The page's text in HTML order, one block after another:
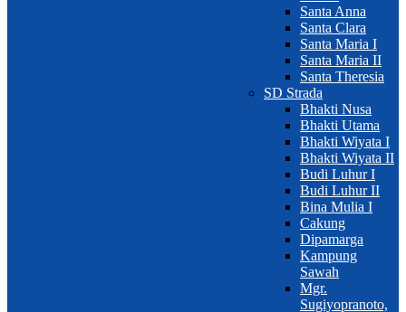
Santa Anna
Santa Clara
Santa Maria I
Santa Maria II
Santa Theresia
SD Strada
Bhakti Nusa
Bhakti Utama
Bhakti Wiyata I
Bhakti Wiyata II
Budi Luhur I
Budi Luhur II
Bina Mulia I
Cakung
Dipamarga
Kampung
Sawah
Mgr.
Sugiyopranoto,